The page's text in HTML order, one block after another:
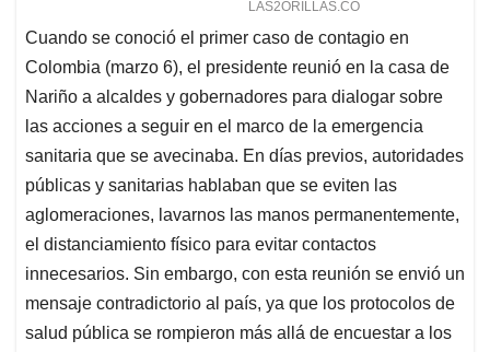
Cuando se conoció el primer caso de contagio en
Colombia (marzo 6), el presidente reunió en la casa de
Nariño a alcaldes y gobernadores para dialogar sobre
las acciones a seguir en el marco de la emergencia
sanitaria que se avecinaba. En días previos, autoridades
públicas y sanitarias hablaban que se eviten las
aglomeraciones, lavarnos las manos permanentemente,
el distanciamiento físico para evitar contactos
innecesarios. Sin embargo, con esta reunión se envió un
mensaje contradictorio al país, ya que los protocolos de
salud pública se rompieron más allá de encuestar a los